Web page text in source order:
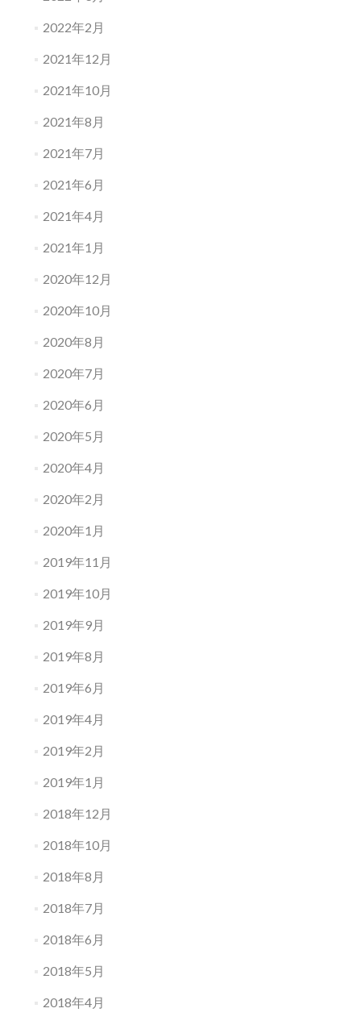
2022年2月
2021年12月
2021年10月
2021年8月
2021年7月
2021年6月
2021年4月
2021年1月
2020年12月
2020年10月
2020年8月
2020年7月
2020年6月
2020年5月
2020年4月
2020年2月
2020年1月
2019年11月
2019年10月
2019年9月
2019年8月
2019年6月
2019年4月
2019年2月
2019年1月
2018年12月
2018年10月
2018年8月
2018年7月
2018年6月
2018年5月
2018年4月